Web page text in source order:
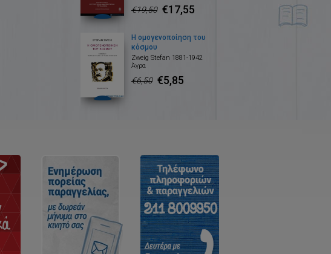
€19,50 €17,55
Η ομογενοποίηση του
κόσμου
Zweig Stefan 1881-1942
Άγρα
€6,50 €5,85